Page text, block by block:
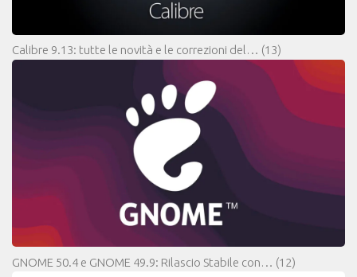
Calibre 9.13: tutte le novità e le correzioni del… (13)
GNOME 50.4 e GNOME 49.9: Rilascio Stabile con… (12)